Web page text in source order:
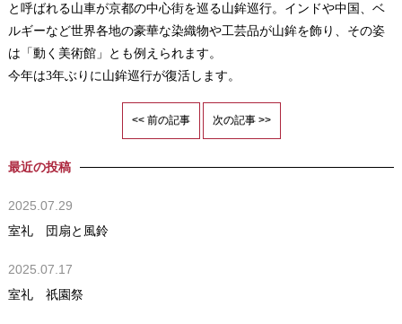
と呼ばれる山車が京都の中心街を巡る山鉾巡行。インドや中国、ベ
ルギーなど世界各地の豪華な染織物や工芸品が山鉾を飾り、その姿
は「動く美術館」とも例えられます。
今年は3年ぶりに山鉾巡行が復活します。
<< 前の記事 次の記事 >>
最近の投稿
2025.07.29
室礼 団扇と風鈴
2025.07.17
室礼 祇園祭